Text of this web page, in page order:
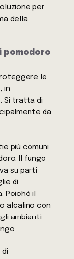
per
della
pomodoro
le
in
Si tratta di
da
più comuni
Il fungo
su parti
di
Poiché il
alcalino con
ambienti
di